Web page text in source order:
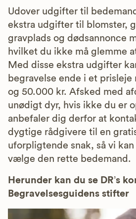
Udover udgifter til
ekstra udgifter til blomster,
gravplads og dødsannonce
hvilket du ikke må glemme
Med disse ekstra udgifter
begravelse ende i et
og 50.000 kr. Afsked med
unødigt dyr, hvis ikke du er
anbefaler dig derfor at
dygtige rådgivere til en
uforpligtende snak, så vi
vælge den rette bedemand.
Herunder kan du se DR’s
Begravelsesguidens stifter